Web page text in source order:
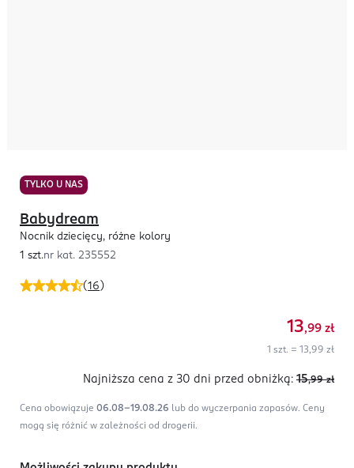
TYLKO U NAS
(16 )
Babydream
Nocnik dziecięcy, różne kolory
1 szt.nr kat. 235552
13,99 zł
1 szt. = 13,99 zł
Najniższa cena z 30 dni przed obniżką: 15,99 zł
Cena obowiązuje 06.08-19.08.26 lub do wyczerpania zapasów. Ceny
mogą się różnić w zależności od drogerii.